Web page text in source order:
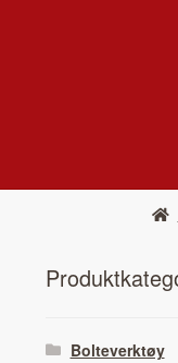
Bolteverktøy